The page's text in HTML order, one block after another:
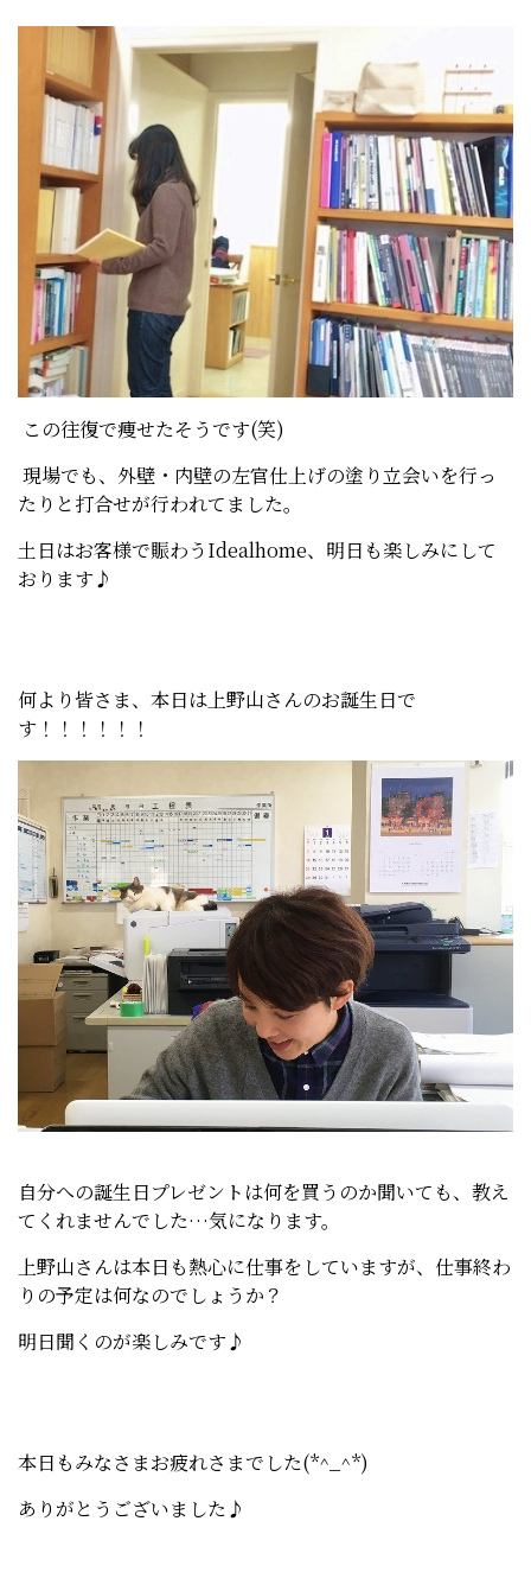
この往復で痩せたそうです(笑)
現場でも、外壁・内壁の左官仕上げの塗り立会いを行っ
たりと打合せが行われてました。
土日はお客様で賑わうIdealhome、明日も楽しみにして
おります♪
何より皆さま、本日は上野山さんのお誕生日で
す！！！！！！
自分への誕生日プレゼントは何を買うのか聞いても、教え
てくれませんでした…気になります。
上野山さんは本日も熱心に仕事をしていますが、仕事終わ
りの予定は何なのでしょうか？
明日聞くのが楽しみです♪
本日もみなさまお疲れさまでした(*^_^*)
ありがとうございました♪